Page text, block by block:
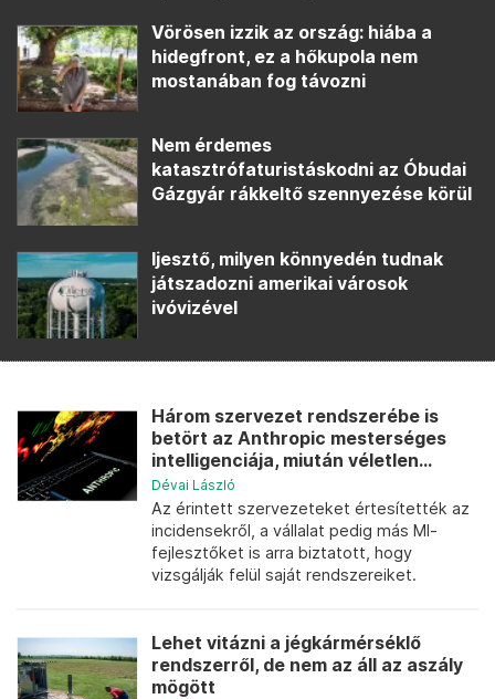
Vörösen izzik az ország: hiába a
hidegfront, ez a hőkupola nem
mostanában fog távozni
Nem érdemes
katasztrófaturistáskodni az Óbudai
Gázgyár rákkeltő szennyezése körül
Ijesztő, milyen könnyedén tudnak
játszadozni amerikai városok
ivóvizével
Három szervezet rendszerébe is
betört az Anthropic mesterséges
intelligenciája, miután véletlen...
Dévai László
Az érintett szervezeteket értesítették az
incidensekről, a vállalat pedig más MI-
fejlesztőket is arra biztatott, hogy
vizsgálják felül saját rendszereiket.
Lehet vitázni a jégkármérséklő
rendszerről, de nem az áll az aszály
mögött